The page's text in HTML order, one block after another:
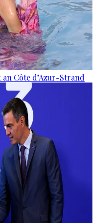
Côte d’Azur-Strand